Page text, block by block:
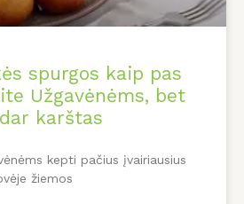
spurgos kaip pas
Užgavėnėms, bet
karštas
kepti pačius įvairiausius
žiemos